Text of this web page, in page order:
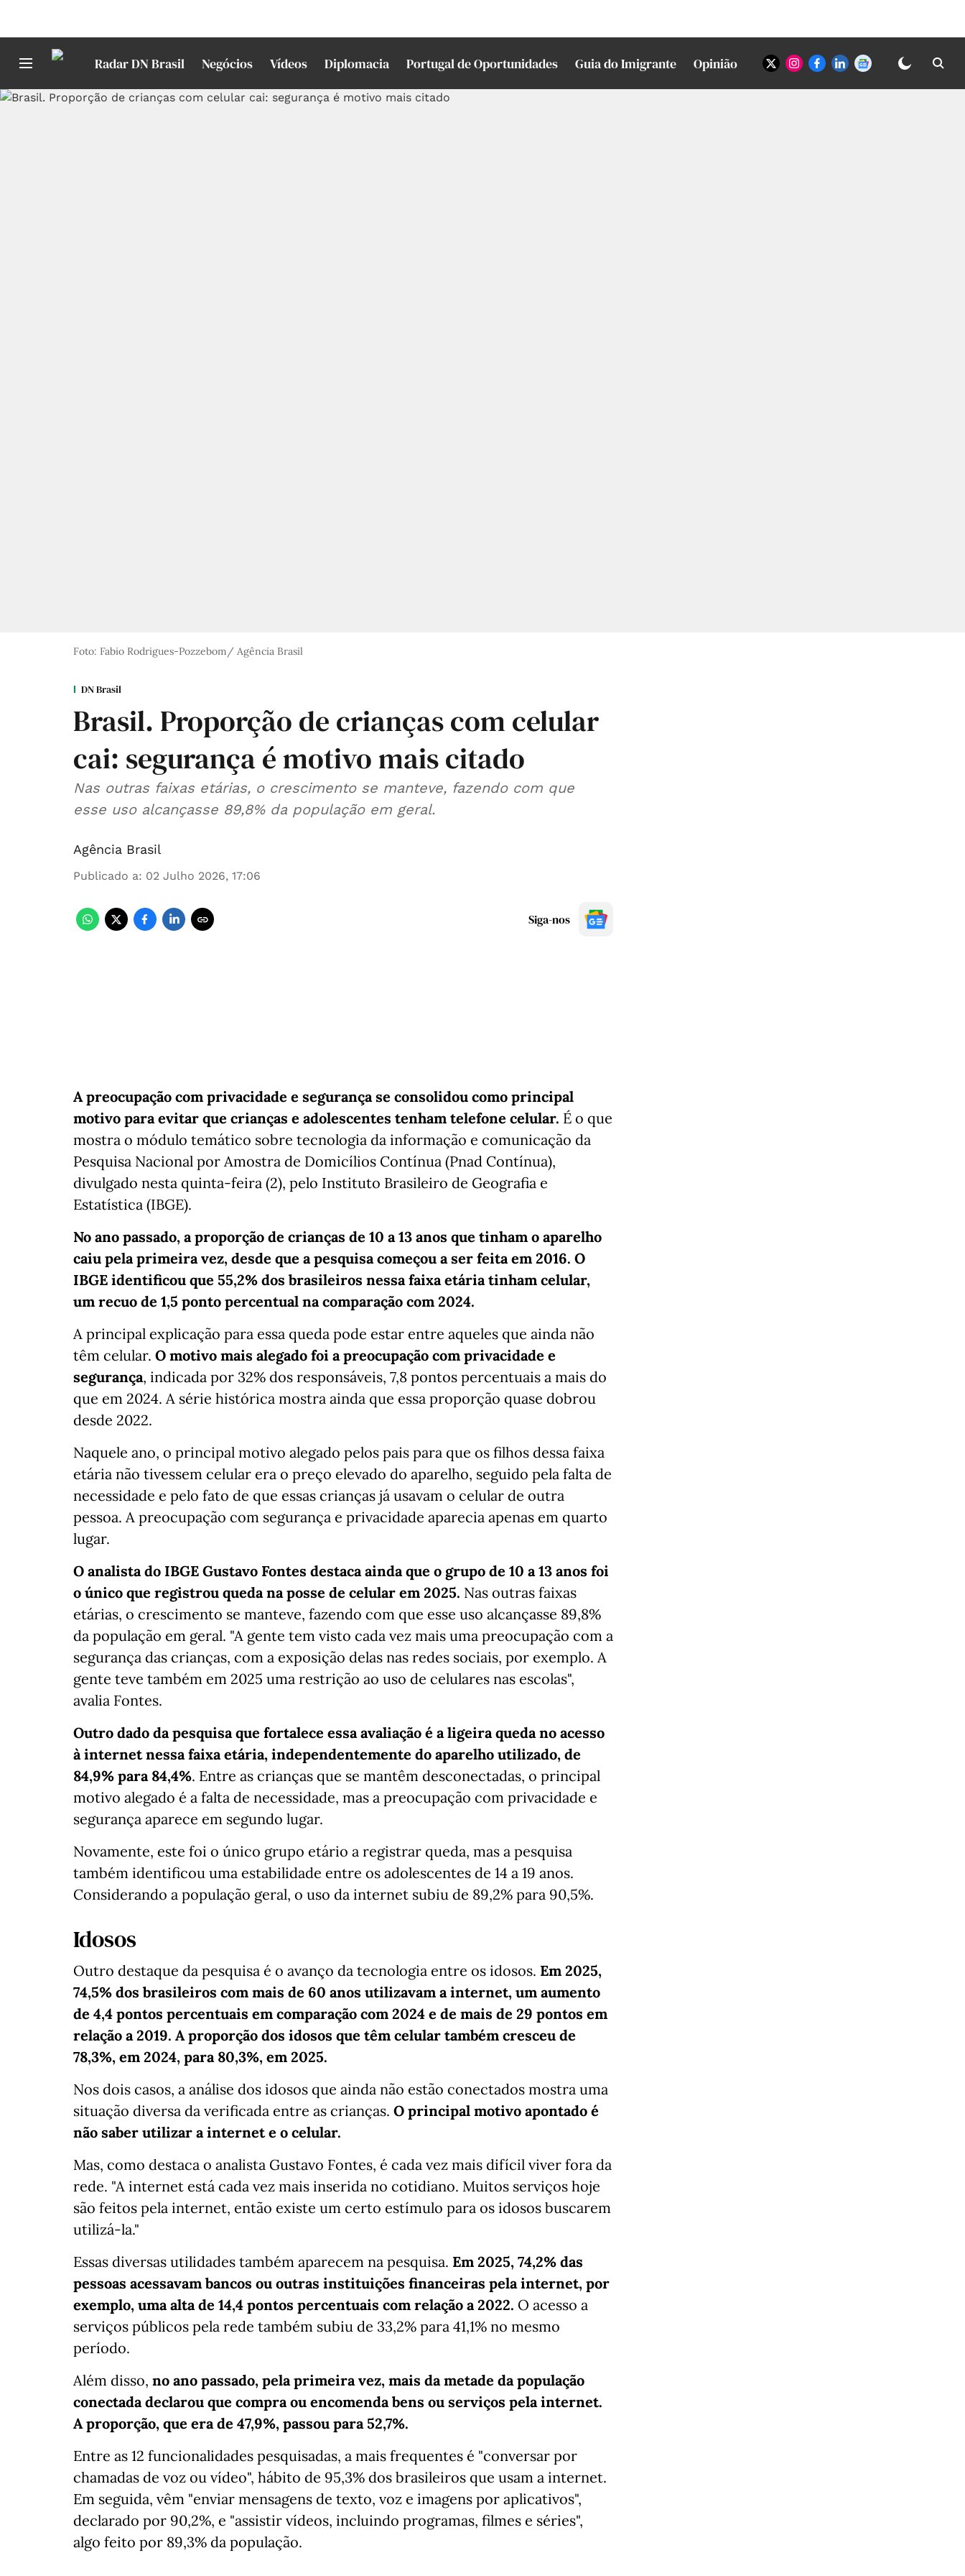
Radar DN Brasil Negócios Vídeos Diplomacia Portugal de Oportunidades Guia do Imigrante Opinião
Foto: Fabio Rodrigues-Pozzebom/ Agência Brasil
DN Brasil
Brasil. Proporção de crianças com celular
cai: segurança é motivo mais citado
Nas outras faixas etárias, o crescimento se manteve, fazendo com que
esse uso alcançasse 89,8% da população em geral.
Agência Brasil
Publicado a: 02 Julho 2026, 17:06
Siga-nos
A preocupação com privacidade e segurança se consolidou como principal
motivo para evitar que crianças e adolescentes tenham telefone celular. É o que
mostra o módulo temático sobre tecnologia da informação e comunicação da
Pesquisa Nacional por Amostra de Domicílios Contínua (Pnad Contínua),
divulgado nesta quinta-feira (2), pelo Instituto Brasileiro de Geografia e
Estatística (IBGE).
No ano passado, a proporção de crianças de 10 a 13 anos que tinham o aparelho
caiu pela primeira vez, desde que a pesquisa começou a ser feita em 2016. O
IBGE identificou que 55,2% dos brasileiros nessa faixa etária tinham celular,
um recuo de 1,5 ponto percentual na comparação com 2024.
A principal explicação para essa queda pode estar entre aqueles que ainda não
têm celular. O motivo mais alegado foi a preocupação com privacidade e
segurança, indicada por 32% dos responsáveis, 7,8 pontos percentuais a mais do
que em 2024. A série histórica mostra ainda que essa proporção quase dobrou
desde 2022.
Naquele ano, o principal motivo alegado pelos pais para que os filhos dessa faixa
etária não tivessem celular era o preço elevado do aparelho, seguido pela falta de
necessidade e pelo fato de que essas crianças já usavam o celular de outra
pessoa. A preocupação com segurança e privacidade aparecia apenas em quarto
lugar.
O analista do IBGE Gustavo Fontes destaca ainda que o grupo de 10 a 13 anos foi
o único que registrou queda na posse de celular em 2025. Nas outras faixas
etárias, o crescimento se manteve, fazendo com que esse uso alcançasse 89,8%
da população em geral. "A gente tem visto cada vez mais uma preocupação com a
segurança das crianças, com a exposição delas nas redes sociais, por exemplo. A
gente teve também em 2025 uma restrição ao uso de celulares nas escolas",
avalia Fontes.
Outro dado da pesquisa que fortalece essa avaliação é a ligeira queda no acesso
à internet nessa faixa etária, independentemente do aparelho utilizado, de
84,9% para 84,4%. Entre as crianças que se mantêm desconectadas, o principal
motivo alegado é a falta de necessidade, mas a preocupação com privacidade e
segurança aparece em segundo lugar.
Novamente, este foi o único grupo etário a registrar queda, mas a pesquisa
também identificou uma estabilidade entre os adolescentes de 14 a 19 anos.
Considerando a população geral, o uso da internet subiu de 89,2% para 90,5%.
Idosos
Outro destaque da pesquisa é o avanço da tecnologia entre os idosos. Em 2025,
74,5% dos brasileiros com mais de 60 anos utilizavam a internet, um aumento
de 4,4 pontos percentuais em comparação com 2024 e de mais de 29 pontos em
relação a 2019. A proporção dos idosos que têm celular também cresceu de
78,3%, em 2024, para 80,3%, em 2025.
Nos dois casos, a análise dos idosos que ainda não estão conectados mostra uma
situação diversa da verificada entre as crianças. O principal motivo apontado é
não saber utilizar a internet e o celular.
Mas, como destaca o analista Gustavo Fontes, é cada vez mais difícil viver fora da
rede. "A internet está cada vez mais inserida no cotidiano. Muitos serviços hoje
são feitos pela internet, então existe um certo estímulo para os idosos buscarem
utilizá-la."
Essas diversas utilidades também aparecem na pesquisa. Em 2025, 74,2% das
pessoas acessavam bancos ou outras instituições financeiras pela internet, por
exemplo, uma alta de 14,4 pontos percentuais com relação a 2022. O acesso a
serviços públicos pela rede também subiu de 33,2% para 41,1% no mesmo
período.
Além disso, no ano passado, pela primeira vez, mais da metade da população
conectada declarou que compra ou encomenda bens ou serviços pela internet.
A proporção, que era de 47,9%, passou para 52,7%.
Entre as 12 funcionalidades pesquisadas, a mais frequentes é "conversar por
chamadas de voz ou vídeo", hábito de 95,3% dos brasileiros que usam a internet.
Em seguida, vêm "enviar mensagens de texto, voz e imagens por aplicativos",
declarado por 90,2%, e "assistir vídeos, incluindo programas, filmes e séries",
algo feito por 89,3% da população.